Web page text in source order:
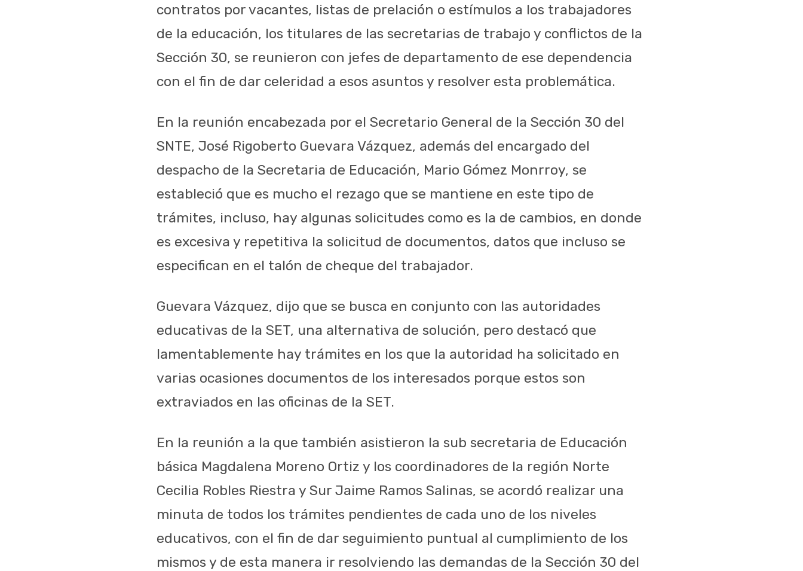
contratos por vacantes, listas de prelación o estímulos a los trabajadores
de la educación, los titulares de las secretarias de trabajo y conflictos de la
Sección 30, se reunieron con jefes de departamento de ese dependencia
con el fin de dar celeridad a esos asuntos y resolver esta problemática.
En la reunión encabezada por el Secretario General de la Sección 30 del
SNTE, José Rigoberto Guevara Vázquez, además del encargado del
despacho de la Secretaria de Educación, Mario Gómez Monrroy, se
estableció que es mucho el rezago que se mantiene en este tipo de
trámites, incluso, hay algunas solicitudes como es la de cambios, en donde
es excesiva y repetitiva la solicitud de documentos, datos que incluso se
especifican en el talón de cheque del trabajador.
Guevara Vázquez, dijo que se busca en conjunto con las autoridades
educativas de la SET, una alternativa de solución, pero destacó que
lamentablemente hay trámites en los que la autoridad ha solicitado en
varias ocasiones documentos de los interesados porque estos son
extraviados en las oficinas de la SET.
En la reunión a la que también asistieron la sub secretaria de Educación
básica Magdalena Moreno Ortiz y los coordinadores de la región Norte
Cecilia Robles Riestra y Sur Jaime Ramos Salinas, se acordó realizar una
minuta de todos los trámites pendientes de cada uno de los niveles
educativos, con el fin de dar seguimiento puntual al cumplimiento de los
mismos y de esta manera ir resolviendo las demandas de la Sección 30 del